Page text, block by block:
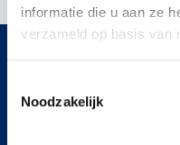
informatie die u aan ze
verzameld op basis van
Noodzakelijk